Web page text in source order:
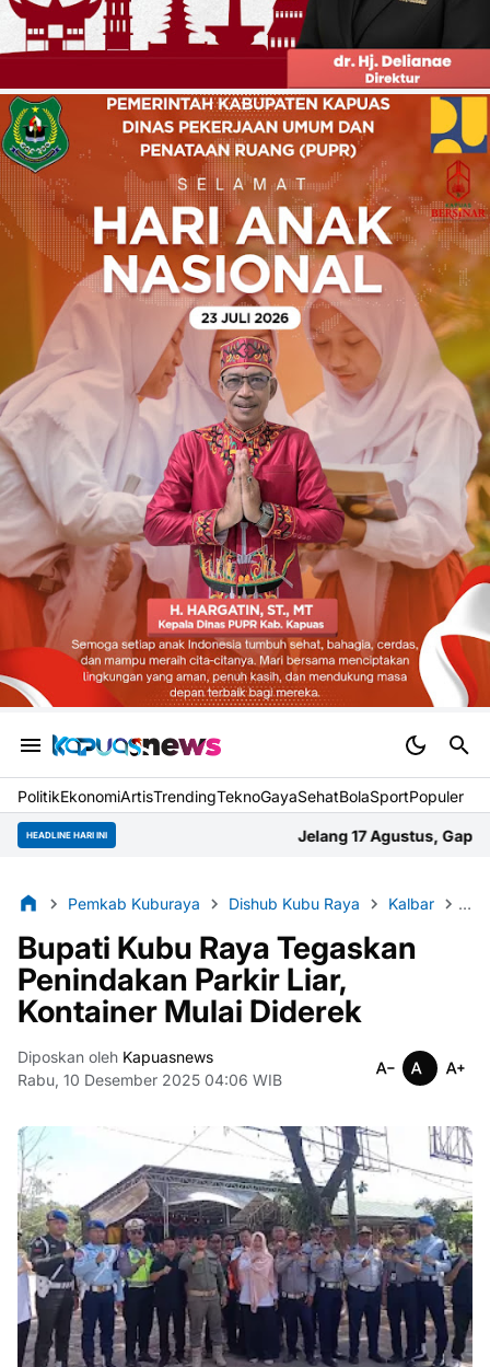
PolitikEkonomiArtisTrendingTeknoGayaSehatBolaSportPopuler
HEADLINE HARI INI Jelang 17 Agustus, Gapura Gang Abadi Selat
Pemkab Kuburaya Dishub Kubu Raya Kalbar
Bupati Kubu Raya Tegaskan
Penindakan Parkir Liar,
Kontainer Mulai Diderek
Diposkan oleh Kapuasnews
Rabu, 10 Desember 2025 04:06 WIB